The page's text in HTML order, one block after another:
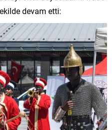
devam etti: